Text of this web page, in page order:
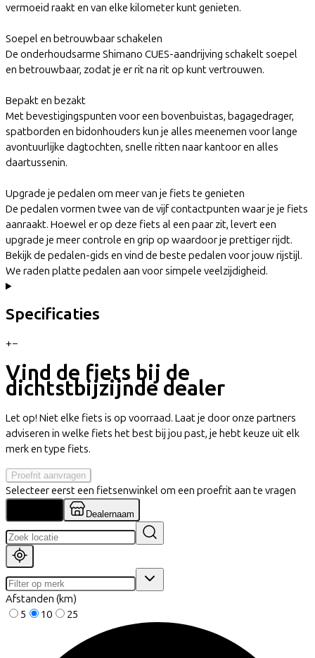
vermoeid raakt en van elke kilometer kunt genieten.
Soepel en betrouwbaar schakelen
De onderhoudsarme Shimano CUES-aandrijving schakelt soepel
en betrouwbaar, zodat je er rit na rit op kunt vertrouwen.
Bepakt en bezakt
Met bevestigingspunten voor een bovenbuistas, bagagedrager,
spatborden en bidonhouders kun je alles meenemen voor lange
avontuurlijke dagtochten, snelle ritten naar kantoor en alles
daartussenin.
Upgrade je pedalen om meer van je fiets te genieten
De pedalen vormen twee van de vijf contactpunten waar je je fiets
aanraakt. Hoewel er op deze fiets al een paar zit, levert een
upgrade je meer controle en grip op waardoor je prettiger rijdt.
Bekijk de pedalen-gids en vind de beste pedalen voor jouw rijstijl.
We raden platte pedalen aan voor simpele veelzijdigheid.
Specificaties
+−
Vind de fiets bij de
dichtstbijzijnde dealer
Let op! Niet elke fiets is op voorraad. Laat je door onze partners
adviseren in welke fiets het best bij jou past, je hebt keuze uit elk
merk en type fiets.
Proefrit aanvragen
Selecteer eerst een fietsenwinkel om een proefrit aan te vragen
Dealernaam
Afstanden (km)
5
10 25